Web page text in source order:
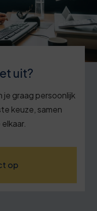
uit?
je graag persoonlijk
keuze, samen
op